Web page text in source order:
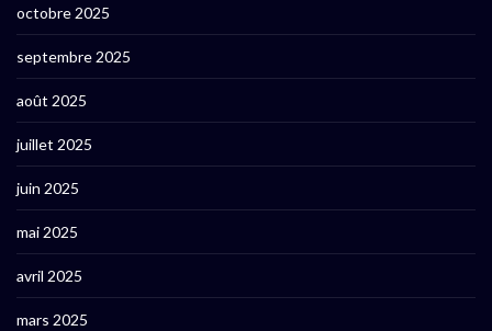
octobre 2025
septembre 2025
août 2025
juillet 2025
juin 2025
mai 2025
avril 2025
mars 2025